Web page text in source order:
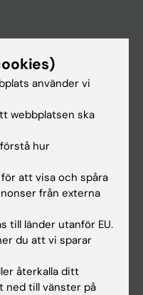
använder vi
webbplatsen ska
hur
för att visa och spåra
från externa
till länder utanför EU.
du att vi sparar
återkalla ditt
ned till vänster på